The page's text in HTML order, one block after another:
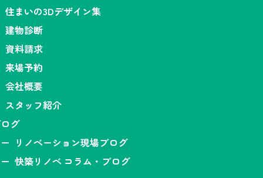
住まいの3Dデザイン集
建物診断
資料請求
来場予約
会社概要
スタッフ紹介
グ
リノベーション現場ブログ
快築リノベ コラム・ブログ